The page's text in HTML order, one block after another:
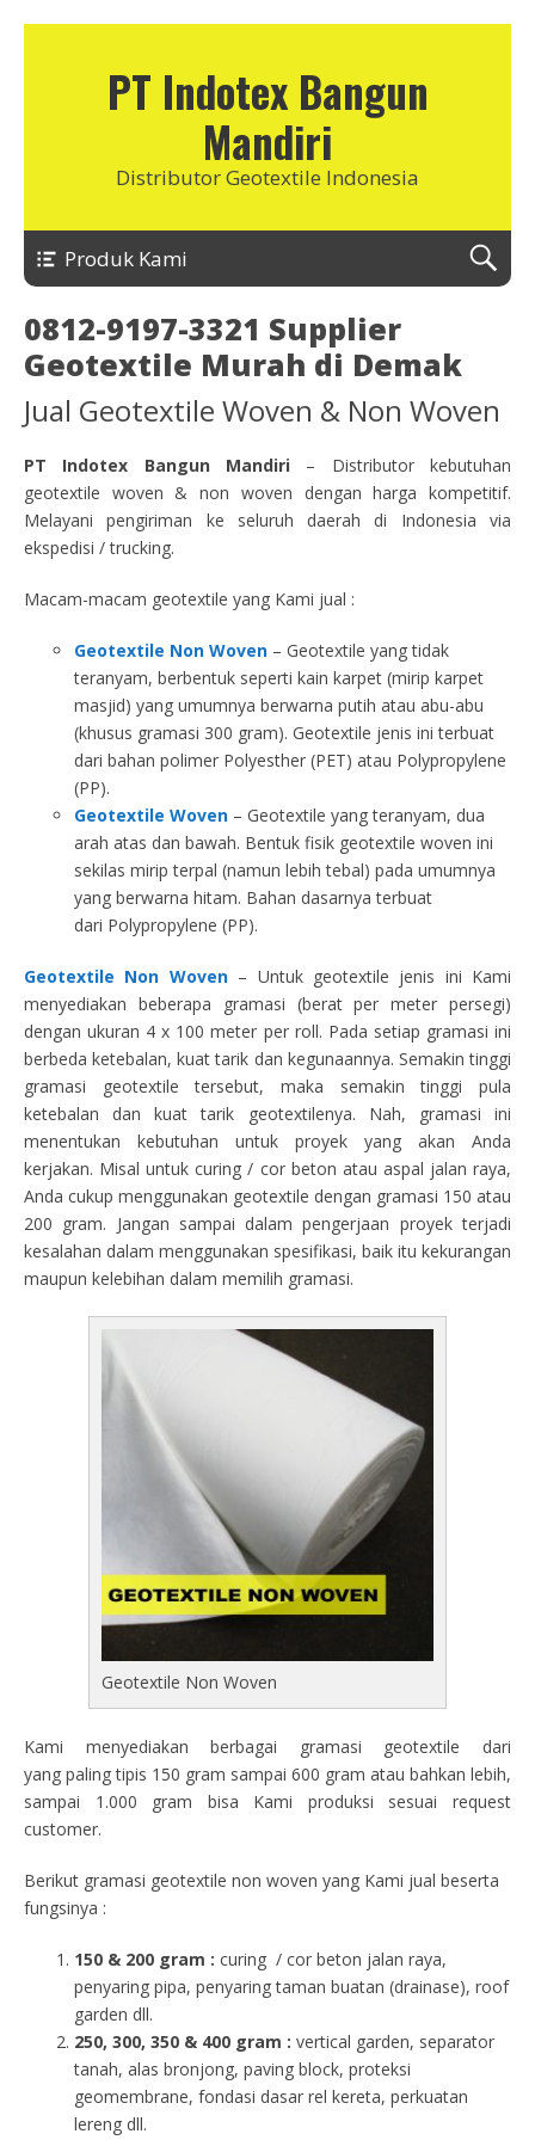
PT Indotex Bangun
Mandiri
Distributor Geotextile Indonesia
Produk Kami
0812-9197-3321 Supplier
Geotextile Murah di Demak
Jual Geotextile Woven & Non Woven
PT Indotex Bangun Mandiri – Distributor kebutuhan
geotextile woven & non woven dengan harga kompetitif.
Melayani pengiriman ke seluruh daerah di Indonesia via
ekspedisi / trucking.
Macam-macam geotextile yang Kami jual :
Geotextile Non Woven – Geotextile yang tidak
teranyam, berbentuk seperti kain karpet (mirip karpet
masjid) yang umumnya berwarna putih atau abu-abu
(khusus gramasi 300 gram). Geotextile jenis ini terbuat
dari bahan polimer Polyesther (PET) atau Polypropylene
(PP).
Geotextile Woven – Geotextile yang teranyam, dua
arah atas dan bawah. Bentuk fisik geotextile woven ini
sekilas mirip terpal (namun lebih tebal) pada umumnya
yang berwarna hitam. Bahan dasarnya terbuat
dari Polypropylene (PP).
Geotextile Non Woven– Untuk geotextile jenis ini Kami
menyediakan beberapa gramasi (berat per meter persegi)
dengan ukuran 4 x 100 meter per roll. Pada setiap gramasi ini
berbeda ketebalan, kuat tarik dan kegunaannya. Semakin tinggi
gramasi geotextile tersebut, maka semakin tinggi pula
ketebalan dan kuat tarik geotextilenya. Nah, gramasi ini
menentukan kebutuhan untuk proyek yang akan Anda
kerjakan. Misal untuk curing / cor beton atau aspal jalan raya,
Anda cukup menggunakan geotextile dengan gramasi 150 atau
200 gram. Jangan sampai dalam pengerjaan proyek terjadi
kesalahan dalam menggunakan spesifikasi, baik itu kekurangan
maupun kelebihan dalam memilih gramasi.
Geotextile Non Woven
Kami menyediakan berbagai gramasi geotextile dari
yang paling tipis 150 gram sampai 600 gram atau bahkan lebih,
sampai 1.000 gram bisa Kami produksi sesuai request
customer.
Berikut gramasi geotextile non woven yang Kami jual beserta
fungsinya :
150 & 200 gram : curing / cor beton jalan raya,
penyaring pipa, penyaring taman buatan (drainase), roof
garden dll.
250, 300, 350 & 400 gram : vertical garden, separator
tanah, alas bronjong, paving block, proteksi
geomembrane, fondasi dasar rel kereta, perkuatan
lereng dll.